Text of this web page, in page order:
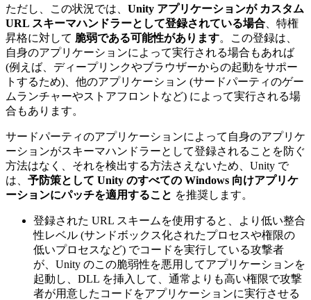
ただし、この状況では、 Unity アプリケーションが カスタム
URL スキーマハンドラーとして登録されている場合 、特権
昇格に対して 脆弱である可能性があります。この登録は、
自身のアプリケーションによって実行される場合もあれば
(例えば、ディープリンクやブラウザーからの起動をサポー
トするため)、他のアプリケーション (サードパーティのゲー
ムランチャーやストアフロントなど) によって実行される場
合もあります。
サードパーティのアプリケーションによって自身のアプリケ
ーションがスキーマハンドラーとして登録されることを防ぐ
方法はなく、それを検出する方法さえないため、Unity で
は、 予防策として Unity のすべての Windows 向けアプリケ
ーションにパッチを適用すること を推奨します。
登録された URL スキームを使用すると、より低い整合
性レベル (サンドボックス化されたプロセスや権限の
低いプロセスなど) でコードを実行している攻撃者
が、Unity のこの脆弱性を悪用してアプリケーションを
起動し、DLL を挿入して、通常よりも高い権限で攻撃
者が用意したコードをアプリケーションに実行させる